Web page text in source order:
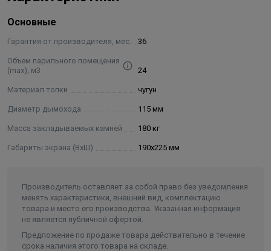
термостойким стеклом, которое не подвержено
засаживанию и запотеванию, обеспечивает отличный
обзор пламени;
выносная топка с фронтальной загрузкой дров
помещении и организовать там комнату отдыха;
каменка выполнена в виде сетки – используется
кованая сталь, что придает конструкции необходимую
жесткость и устойчивость;
легко достигается оптимальный режим горения –
интенсивности нагрева и позволяет переводить печь в
режим экономичного (длительного) горения;
масса закладываемых камней составляет 180 кг –
время сохраняет комфортную температуру, смягчает
Основные
Гарантия от производителя, мес. 36
Объем парильного помещения
(max), м3
24
Материал топки чугун
Диаметр дымохода 115 мм
Масса закладываемых камней 180 кг
Габариты экрана (ВхШ) 190х225 мм
Производитель оставляет за собой право без уведомления
менять характеристики, внешний вид, комплектацию
товара и место его производства. Указанная информация
не является публичной офертой.
Предложение по продаже товара действительно в течение
срока наличия этого товара на складе.